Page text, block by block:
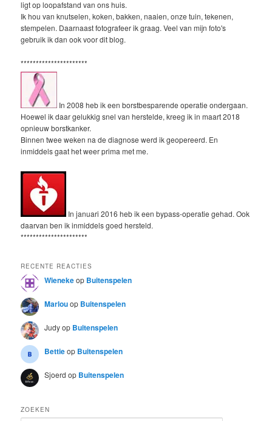
ligt op loopafstand van ons huis.
Ik hou van knutselen, koken, bakken, naaien, onze tuin, tekenen,
stempelen. Daarnaast fotografeer ik graag. Veel van mijn foto's
gebruik ik dan ook voor dit blog.
**********************
In 2008 heb ik een borstbesparende operatie ondergaan.
Hoewel ik daar gelukkig snel van herstelde, kreeg ik in maart 2018
opnieuw borstkanker.
Binnen twee weken na de diagnose werd ik geopereerd. En
inmiddels gaat het weer prima met me.
In januari 2016 heb ik een bypass-operatie gehad. Ook
daarvan ben ik inmiddels goed hersteld.
**********************
RECENTE REACTIES
Wienekeop Buitenspelen
Marlouop Buitenspelen
Judyop Buitenspelen
Bettieop Buitenspelen
Sjoerd op Buitenspelen
ZOEKEN